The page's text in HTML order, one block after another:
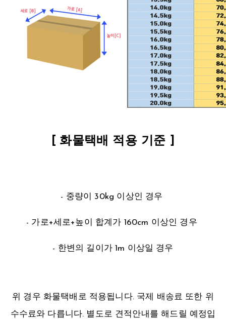
[ 화물택배 적용 기준 ]
- 중량이 30kg 이상인 경우
- 가로+세로+높이 합계가 160cm 이상인 경우
- 한변의 길이가 1m 이상일 경우
위 경우 화물택배로 적용됩니다. 국제 배송료 또한 위
수수료와 다릅니다. 별도로 견적안내를 해드릴 예정입